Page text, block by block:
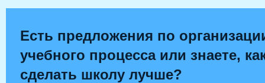
Есть предложения по
учебного процесса или знаете,
сделать школу лучше?